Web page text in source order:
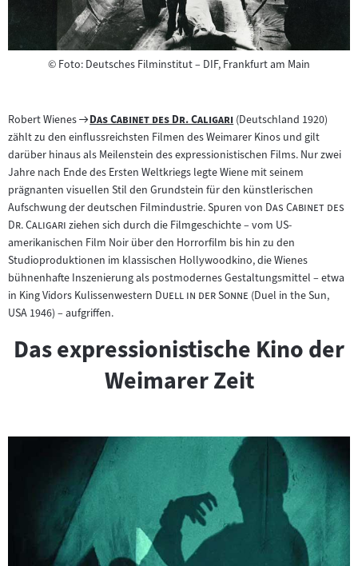
©Copyright
Foto: Deutsches Filminstitut – DIF, Frankfurt am Main
Robert Wienes
Zum
Filmarchiv:
"
Das Cabinet des Dr. Caligari"(Deutschland 1920)
zählt zu den einflussreichsten Filmen des Weimarer Kinos und gilt
darüber hinaus als Meilenstein des expressionistischen Films. Nur zwei
Jahre nach Ende des Ersten Weltkriegs legte Wiene mit seinem
prägnanten visuellen Stil den Grundstein für den künstlerischen
Aufschwung der deutschen Filmindustrie. Spuren von "Das Cabinet des
Dr. Caligari "ziehen sich durch die Filmgeschichte – vom US-
amerikanischen Film Noir über den Horrorfilm bis hin zu den
Studioproduktionen im klassischen Hollywoodkino, die Wienes
bühnenhafte Inszenierung als postmodernes Gestaltungsmittel – etwa
in King Vidors Kulissenwestern "Duell in der Sonne "(Duel in the Sun,
USA 1946) – aufgriffen.
Das expressionistische Kino der
Weimarer Zeit